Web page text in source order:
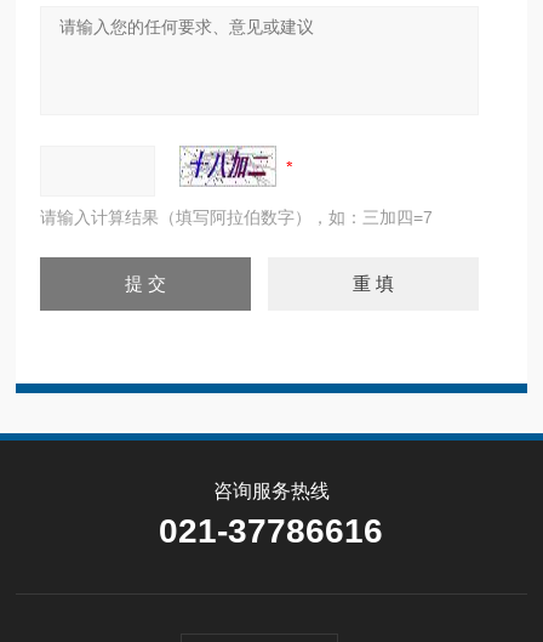
请输入计算结果（填写阿拉伯数字），如：三加四=7
咨询服务热线
021-37786616